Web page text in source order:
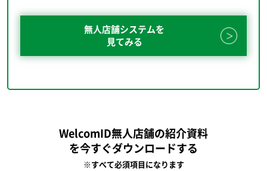
無人店舗システムを
見てみる
WelcomID無人店舗の紹介資料
を今すぐダウンロードする
※すべて必須項目になります